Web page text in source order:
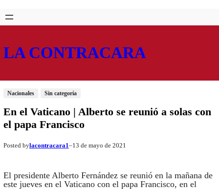
Saltar
al
Skip
to
LA CONTRACARA
Nacionales Sin categoría
En el Vaticano | Alberto se reunió a solas con
el papa Francisco
Posted bylacontracara1–13 de mayo de 2021
El presidente Alberto Fernández se reunió en la mañana de
este jueves en el Vaticano con el papa Francisco, en el